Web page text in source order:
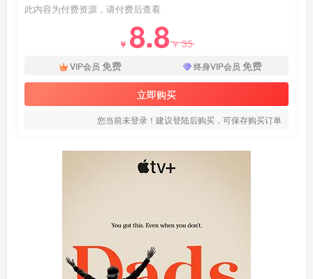
此内容为付费资源，请付费后查看
￥ 8.8￥35
VIP会员 免费 终身VIP会员 免费
立即购买
您当前未登录！建议登陆后购买，可保存购买订单